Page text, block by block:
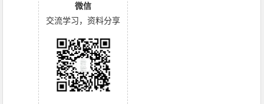
微信
交流学习，资料分享